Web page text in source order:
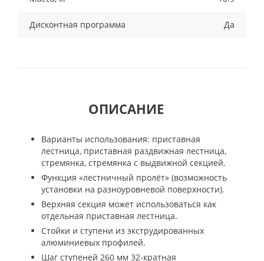
Дисконтная программа Да
ОПИСАНИЕ
Варианты использования: приставная
лестница, приставная раздвижная лестница,
стремянка, стремянка с выдвижной секцией.
Функция «лестничный пролёт» (возможность
установки на разноуровневой поверхности).
Верхняя секция может использоваться как
отдельная приставная лестница.
Стойки и ступени из экструдированных
алюминиевых профилей.
Шаг ступеней 260 мм 32-кратная